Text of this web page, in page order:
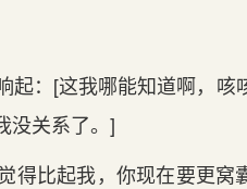
起：[这我‌哪能知道啊，咳
没关系了。]
得比起我‌，你现‌在要更窝